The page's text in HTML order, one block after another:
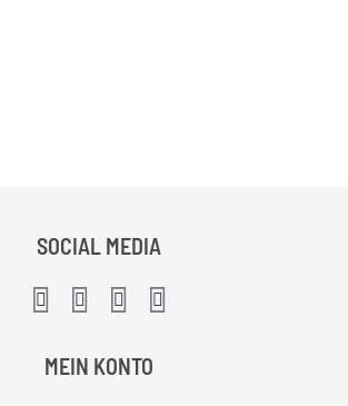
SOCIAL MEDIA
MEIN KONTO